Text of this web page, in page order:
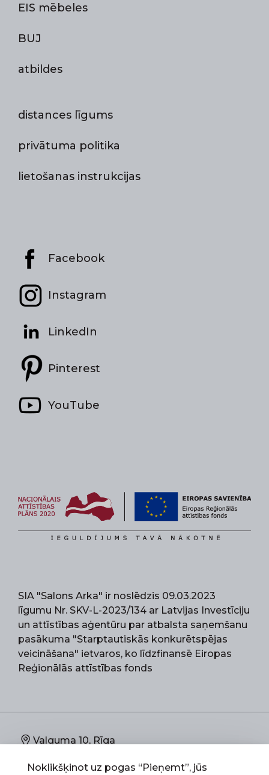
Noklikšķinot uz pogas “Pieņemt”, jūs
EIS mēbeles
BUJ
atbildes
distances līgums
privātuma politika
lietošanas instrukcijas
Facebook
Instagram
LinkedIn
Pinterest
YouTube
SIA "Salons Arka" ir noslēdzis 09.03.2023
līgumu Nr. SKV-L-2023/134 ar Latvijas Investīciju
un attīstības aģentūru par atbalsta saņemšanu
pasākuma "Starptautiskās konkurētspējas
veicināšana" ietvaros, ko līdzfinansē Eiropas
Reģionālās attīstības fonds
Valguma 10, Rīga
67892773